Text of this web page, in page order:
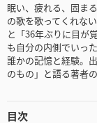
眠い、疲れる、固ま
の歌を歌ってくれな
と「36年ぶりに目が
も自分の内側でいっ
誰かの記憶と経験。
のもの」と語る著者
目次